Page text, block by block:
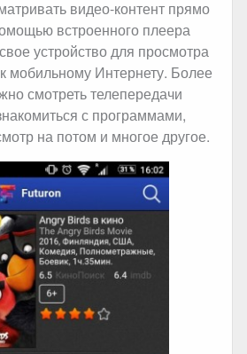
видео-контент прямо
встроенного плеера
устройство для просмотра
мобильному Интернету. Более
смотреть телепередачи
с программами,
на потом и многое другое.